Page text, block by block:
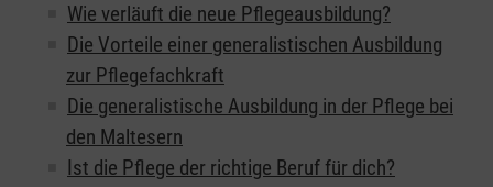
Wie verläuft die neue Pflegeausbildung?
Die Vorteile einer generalistischen Ausbildung
zur Pflegefachkraft
Die generalistische Ausbildung in der Pflege bei
den Maltesern
Ist die Pflege der richtige Beruf für dich?